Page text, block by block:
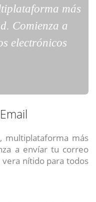
más
Comienza a
electrónicos
multiplataforma más
a envíar tu correo
nítido para todos